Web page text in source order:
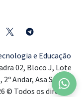
e Educação
02, Bloco J, Lote
Andar, Asa Sul,
© Todos os direitos